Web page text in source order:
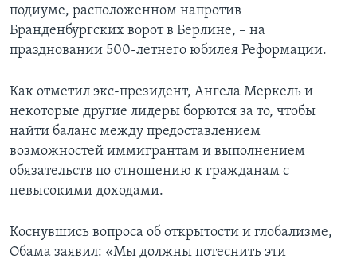
подиуме, расположенном напротив
Бранденбургских ворот в Берлине, – на
праздновании 500-летнего юбилея Реформации.
Как отметил экс-президент, Ангела Меркель и
некоторые другие лидеры борются за то, чтобы
найти баланс между предоставлением
возможностей иммигрантам и выполнением
обязательств по отношению к гражданам с
невысокими доходами.
Коснувшись вопроса об открытости и глобализме,
Обама заявил: «Мы должны потеснить эти